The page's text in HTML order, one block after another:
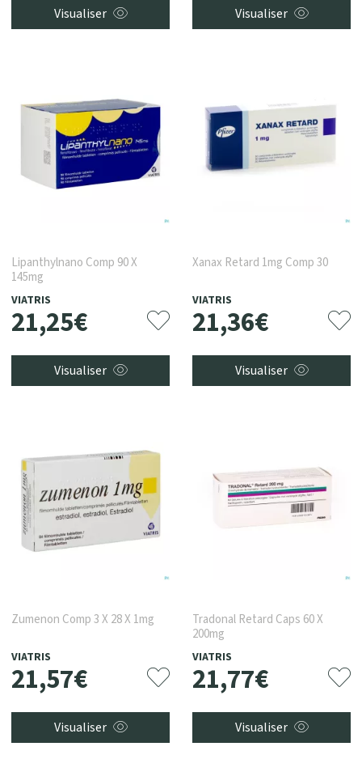
Visualiser Visualiser
Lipanthylnano Comp 90 X
145mg
VIATRIS
21,25€
Visualiser
Xanax Retard 1mg Comp 30
VIATRIS
21,36€
Visualiser
Zumenon Comp 3 X 28 X 1mg
VIATRIS
21,57€
Visualiser
Tradonal Retard Caps 60 X
200mg
VIATRIS
21,77€
Visualiser